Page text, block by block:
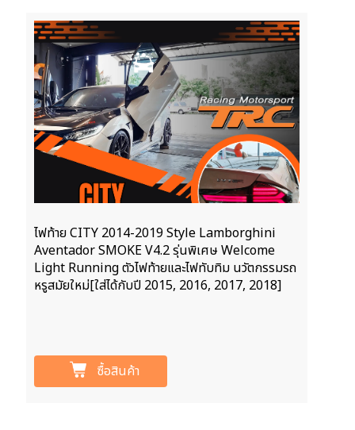
ไฟท้าย CITY 2014-2019 Style Lamborghini
Aventador SMOKE V4.2 รุ่นพิเศษ Welcome
Light Running ตัวไฟท้ายและไฟทับทิม นวัตกรรมรถ
หรูสมัยใหม่[ใส่ได้กับปี 2015, 2016, 2017, 2018]
ซื้อสินค้า